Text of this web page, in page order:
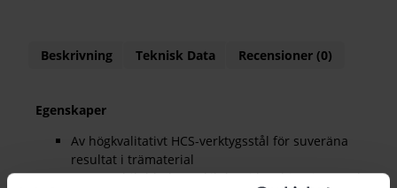
Beskrivning Teknisk Data Recensioner (0)
Egenskaper
Av högkvalitativt HCS-verktygsstål för suveräna
resultat i trämaterial
Extra stabilt blad. särskilt bra i kombination med